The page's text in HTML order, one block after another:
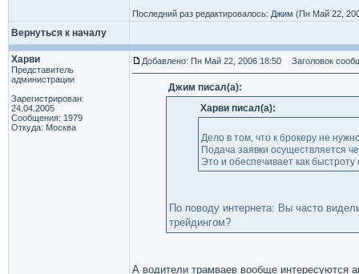
Последний раз редактировалось: Джим (Пн Май 22,
Вернуться к началу
Харви
Представитель
администрации
Зарегистрирован:
24.04.2005
Сообщения: 1979
Откуда: Москва
Добавлено: Пн Май 22, 2006 18:50 Заголовок
Джим писал(а):
Харви писал(а):
Дело в том, что к брокеру не
Подача заявки осуществляется
Это и обеспечивает как
По поводу интернета: Вы часто
трейдингом?
А водители трамваев вообще интересуются